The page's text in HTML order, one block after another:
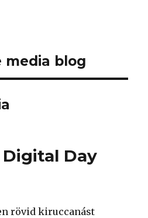
media blog
Digital Day
rövid kiruccanást